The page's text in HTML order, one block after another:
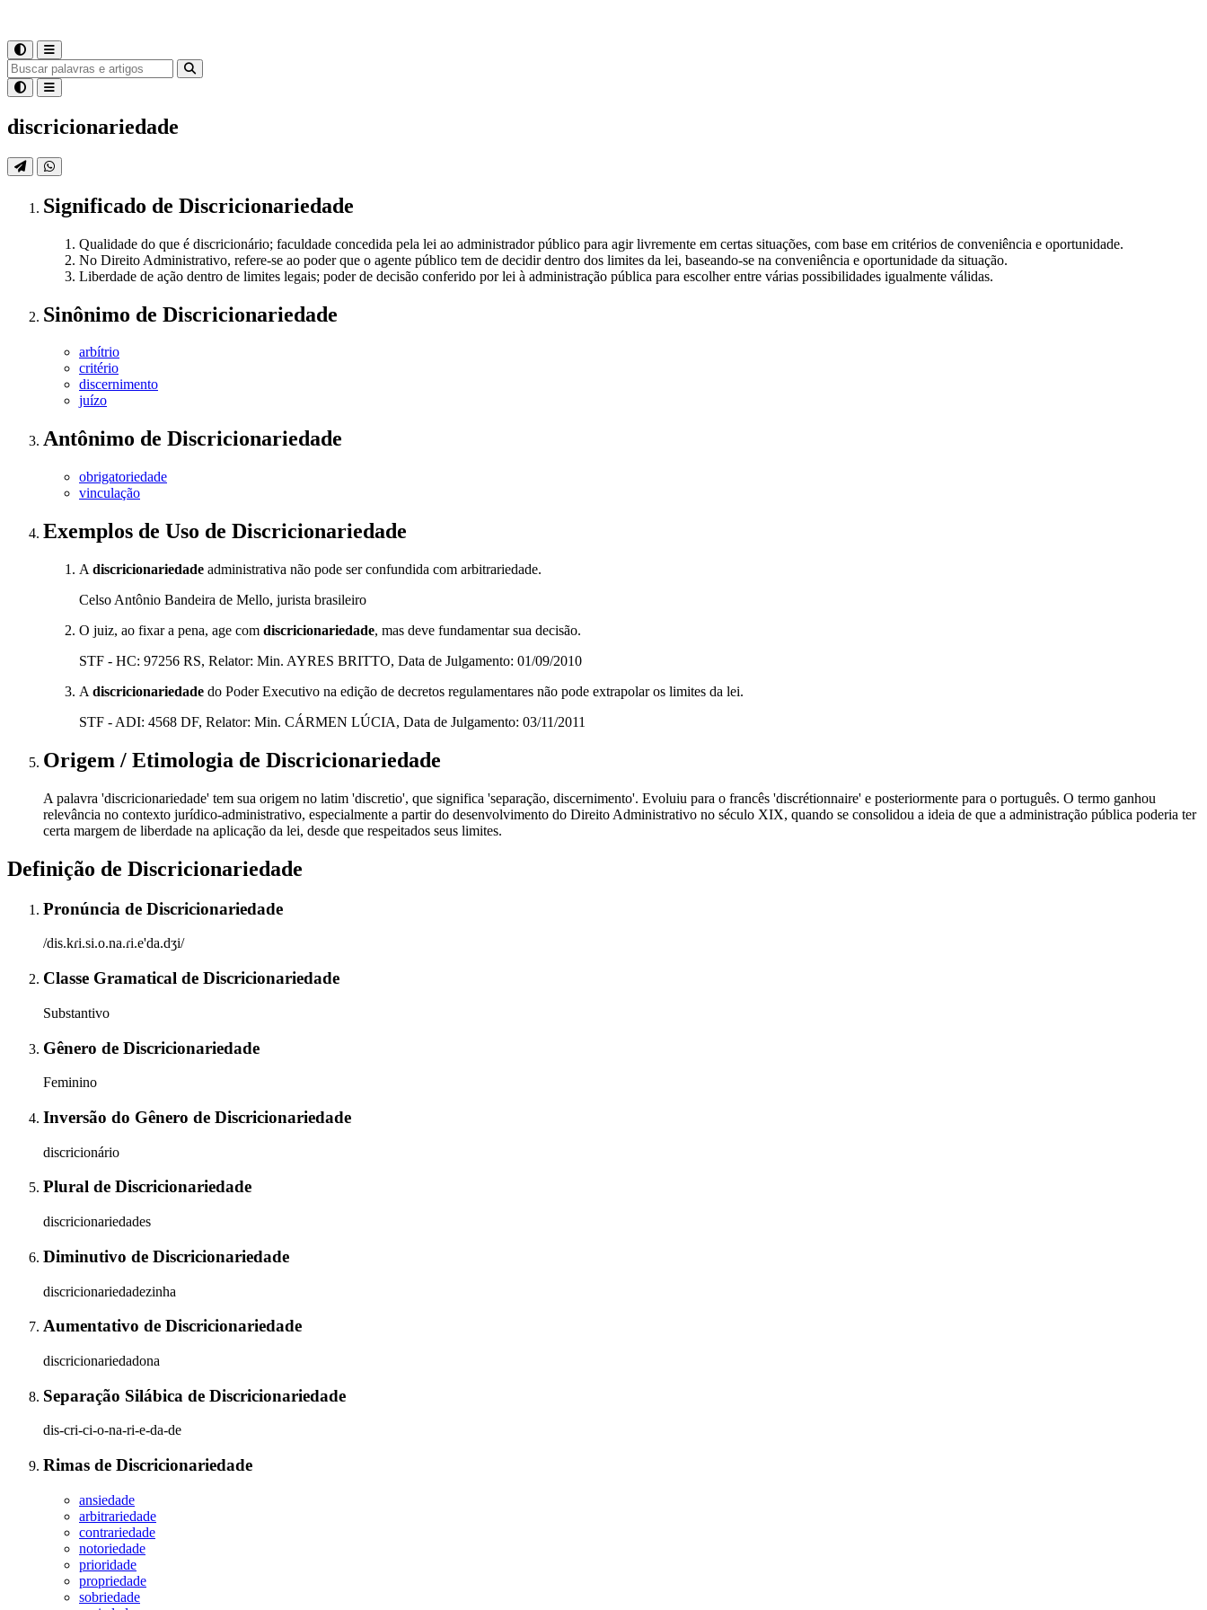
discricionariedade
Significado de Discricionariedade
Qualidade do que é discricionário; faculdade concedida pela lei ao administrador público para agir livremente em certas situações, com base em critérios de conveniência e oportunidade.
No Direito Administrativo, refere-se ao poder que o agente público tem de decidir dentro dos limites da lei, baseando-se na conveniência e oportunidade da situação.
Liberdade de ação dentro de limites legais; poder de decisão conferido por lei à administração pública para escolher entre várias possibilidades igualmente válidas.
Sinônimo de Discricionariedade
arbítrio
critério
discernimento
juízo
Antônimo de Discricionariedade
obrigatoriedade
vinculação
Exemplos de Uso de Discricionariedade
A discricionariedade administrativa não pode ser confundida com arbitrariedade.
Celso Antônio Bandeira de Mello, jurista brasileiro
O juiz, ao fixar a pena, age com discricionariedade, mas deve fundamentar sua decisão.
STF - HC: 97256 RS, Relator: Min. AYRES BRITTO, Data de Julgamento: 01/09/2010
A discricionariedade do Poder Executivo na edição de decretos regulamentares não pode extrapolar os limites da lei.
STF - ADI: 4568 DF, Relator: Min. CÁRMEN LÚCIA, Data de Julgamento: 03/11/2011
Origem / Etimologia de Discricionariedade
A palavra 'discricionariedade' tem sua origem no latim 'discretio', que significa 'separação, discernimento'. Evoluiu para o francês 'discrétionnaire' e posteriormente para o português. O termo ganhou
relevância no contexto jurídico-administrativo, especialmente a partir do desenvolvimento do Direito Administrativo no século XIX, quando se consolidou a ideia de que a administração pública poderia ter
certa margem de liberdade na aplicação da lei, desde que respeitados seus limites.
Definição de Discricionariedade
Pronúncia de Discricionariedade
/dis.kɾi.si.o.na.ɾi.e'da.dʒi/
Classe Gramatical de Discricionariedade
Substantivo
Gênero de Discricionariedade
Feminino
Inversão do Gênero de Discricionariedade
discricionário
Plural de Discricionariedade
discricionariedades
Diminutivo de Discricionariedade
discricionariedadezinha
Aumentativo de Discricionariedade
discricionariedadona
Separação Silábica de Discricionariedade
dis-cri-ci-o-na-ri-e-da-de
Rimas de Discricionariedade
ansiedade
arbitrariedade
contrariedade
notoriedade
prioridade
propriedade
sobriedade